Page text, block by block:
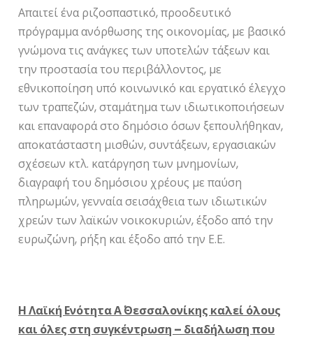
Απαιτεί ένα ριζοσπαστικό, προοδευτικό
πρόγραμμα ανόρθωσης της οικονομίας, με βασικό
γνώμονα τις ανάγκες των υποτελών τάξεων και
την προστασία του περιβάλλοντος, με
εθνικοποίηση υπό κοινωνικό και εργατικό έλεγχο
των τραπεζών, σταμάτημα των ιδιωτικοποιήσεων
και επαναφορά στο δημόσιο όσων ξεπουλήθηκαν,
αποκατάσταστη μισθών, συντάξεων, εργασιακών
σχέσεων κτλ. κατάργηση των μνημονίων,
διαγραφή του δημόσιου χρέους με παύση
πληρωμών, γενναία σεισάχθεια των ιδιωτικών
χρεών των λαϊκών νοικοκυριών, έξοδο από την
ευρωζώνη, ρήξη και έξοδο από την Ε.Ε.
Η Λαϊκή Ενότητα Α΄ Θεσσαλονίκης καλεί όλους
και όλες στη συγκέντρωση – διαδήλωση που